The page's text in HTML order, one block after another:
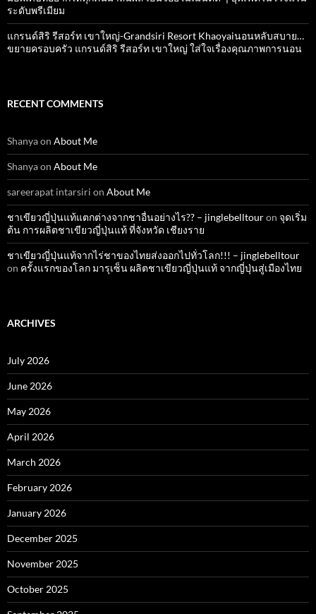
ระดับพรีเมียม
แกรนด์สิริ​ รีสอร์ท​ เขาใหญ่​-Grandsiri​ Resort​ Khaoyaiนอนหลับสบาย…
ขยายครอบครัว แกรนด์สิริ รีสอร์ท เขาใหญ่ ใส่ใจเรื่องคุณภาพการนอน
RECENT COMMENTS
Shanyaon About Me
Shanyaon About Me
sareerapat intarsiri on About Me
ชาเขียวญี่ปุ่นแท้แตกต่างจากชาอื่นอย่างไร?? – jinglebelltouron จุดเริ่ม
ต้น การผลิตชาเขียวญี่ปุ่นแท้ ที่จังหวัด เชียงราย
ชาเขียวญี่ปุ่นแท้จากไร่ชาของไทยส่งออกไปทั่วโลก!!! – jinglebelltour
on ครั้งแรกของโลก มารุเซ็น ผลิตชาเขียวญี่ปุ่นแท้ จากญี่ปุ่นสู่เมืองไทย
ARCHIVES
July 2026
June 2026
May 2026
April 2026
March 2026
February 2026
January 2026
December 2025
November 2025
October 2025